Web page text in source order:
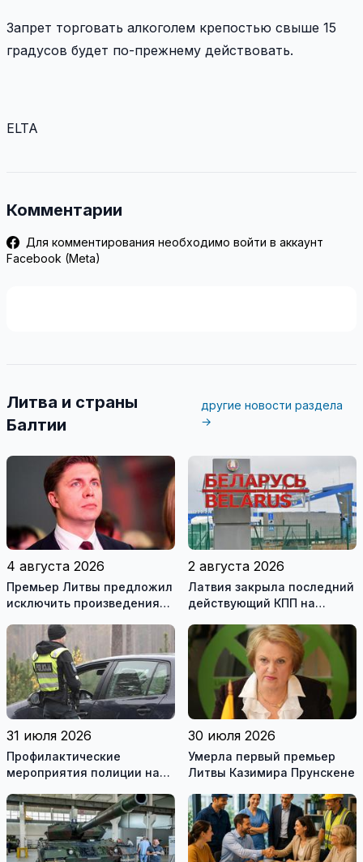
Запрет торговать алкоголем крепостью свыше 15
градусов будет по-прежнему действовать.
ELTA
Комментарии
Для комментирования необходимо войти в аккаунт
Facebook (Meta)
Литва и страны
Балтии
другие новости раздела
→
4 августа 2026
Премьер Литвы предложил
исключить произведения
рекомендуемой
литературы
2 августа 2026
Латвия закрыла последний
действующий КПП на
31 июля 2026
Профилактические
мероприятия полиции на
30 июля 2026
Умерла первый премьер
Литвы Казимира Прунскене